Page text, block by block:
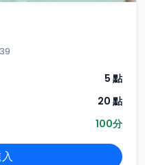
5 點
20 點
100分